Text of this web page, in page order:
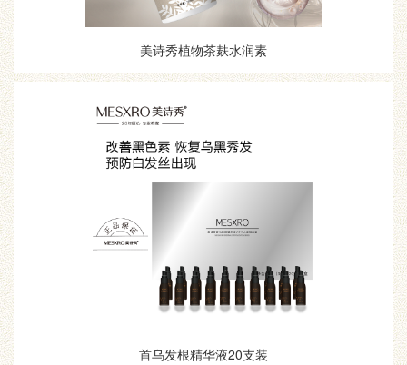
美诗秀植物茶麸水润素
首乌发根精华液20支装